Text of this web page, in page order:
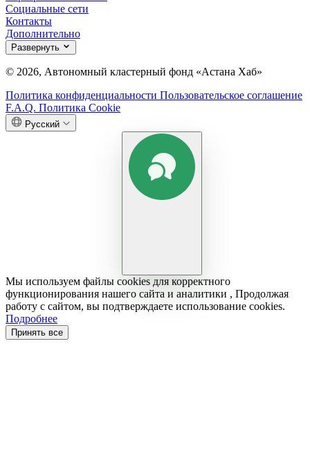
Социальные сети
Контакты
Дополнительно
Развернуть
© 2026, Автономный кластерный фонд «Астана Хаб»
Политика конфиденциальности Пользовательское соглашение
F.A.Q. Политика Cookie
Русский
Мы используем файлы cookies для корректного
функционирования нашего сайта и аналитики , Продолжая
работу с сайтом, вы подтверждаете использование cookies.
Подробнее
Принять все